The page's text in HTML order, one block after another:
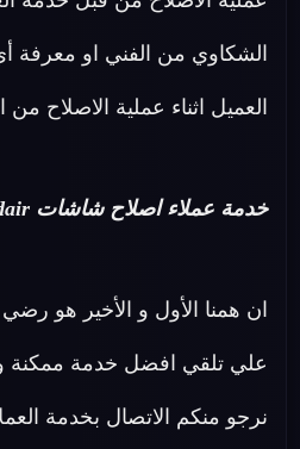
الشكاوي من الفني او
العميل اثناء عملية الاصلاح
خدمة عملاء اصلاح شاشات koldair
ان همنا الأول و الأخير هو
علي تلقي افضل خدمة ممكنة
نرجو منكم الاتصال بخدمة